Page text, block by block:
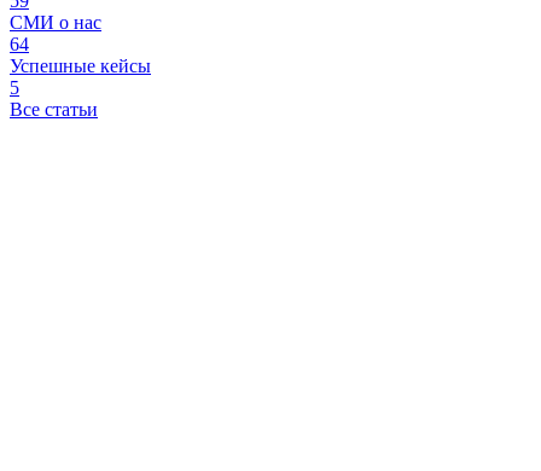
СМИ о нас
64
Успешные кейсы
5
Все статьи